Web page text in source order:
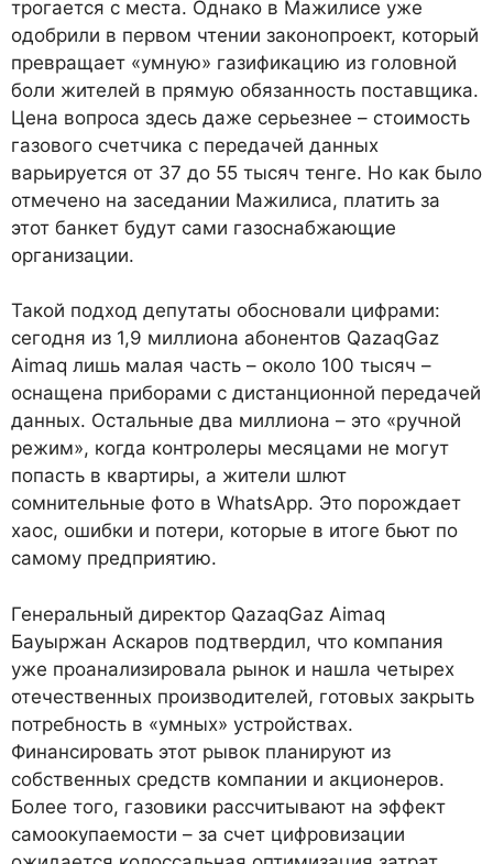
трогается с места. Однако в Мажилисе уже
одобрили в первом чтении законопроект, который
превращает «умную» газификацию из головной
боли жителей в прямую обязанность поставщика.
Цена вопроса здесь даже серьезнее – стоимость
газового счетчика с передачей данных
варьируется от 37 до 55 тысяч тенге. Но как было
отмечено на заседании Мажилиса, платить за
этот банкет будут сами газоснабжающие
организации.
Такой подход депутаты обосновали цифрами:
сегодня из 1,9 миллиона абонентов QazaqGaz
Aimaq лишь малая часть – около 100 тысяч –
оснащена приборами с дистанционной передачей
данных. Остальные два миллиона – это «ручной
режим», когда контролеры месяцами не могут
попасть в квартиры, а жители шлют
сомнительные фото в WhatsApp. Это порождает
хаос, ошибки и потери, которые в итоге бьют по
самому предприятию.
Генеральный директор QazaqGaz Aimaq
Бауыржан Аскаров подтвердил, что компания
уже проанализировала рынок и нашла четырех
отечественных производителей, готовых закрыть
потребность в «умных» устройствах.
Финансировать этот рывок планируют из
собственных средств компании и акционеров.
Более того, газовики рассчитывают на эффект
самоокупаемости – за счет цифровизации